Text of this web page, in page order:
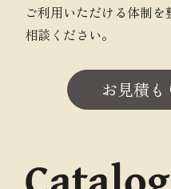
ご利用いただける体制
相談ください。
お見積